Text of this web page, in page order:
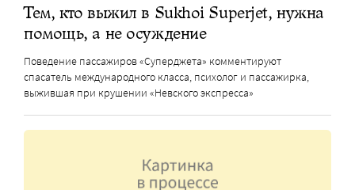
Тем, кто выжил в Sukhoi Superjet, нужна
помощь, а не осуждение
Поведение пассажиров «Суперджета» комментируют
спасатель международного класса, психолог и пассажирка,
выжившая при крушении «Невского экспресса»